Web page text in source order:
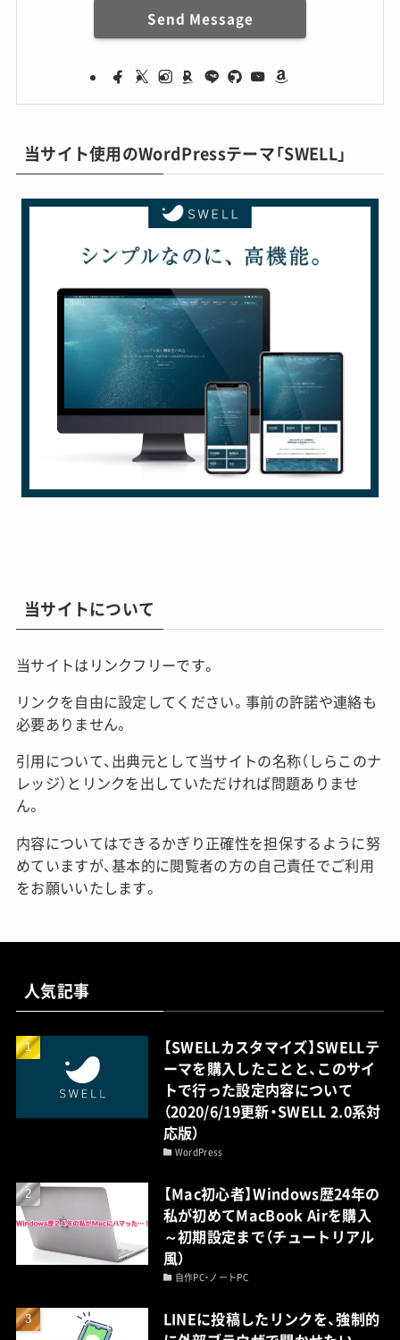
Send Message
当サイト使用のWordPressテーマ「SWELL」
当サイトについて
当サイトはリンクフリーです。
リンクを自由に設定してください。事前の許諾や連絡も
必要ありません。
引用について、出典元として当サイトの名称（しらこのナ
レッジ）とリンクを出していただければ問題ありませ
ん。
内容についてはできるかぎり正確性を担保するように努
めていますが、基本的に閲覧者の方の自己責任でご利用
をお願いいたします。
人気記事
【SWELLカスタマイズ】SWELLテ
ーマを購入したことと、このサイ
トで行った設定内容について
（2020/6/19更新・SWELL 2.0系対
応版）
WordPress
【Mac初心者】Windows歴24年の
私が初めてMacBook Airを購入
～初期設定まで（チュートリアル
風）
自作PC・ノートPC
LINEに投稿したリンクを、強制的